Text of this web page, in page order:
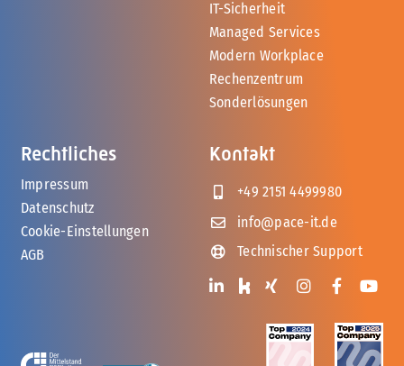
IT-Sicherheit
Managed Services
Modern Workplace
Rechenzentrum
Sonderlösungen
Rechtliches
Impressum
Datenschutz
Cookie-Einstellungen
AGB
Kontakt
+49 2151 4499980
info@pace-it.de
Technischer Support